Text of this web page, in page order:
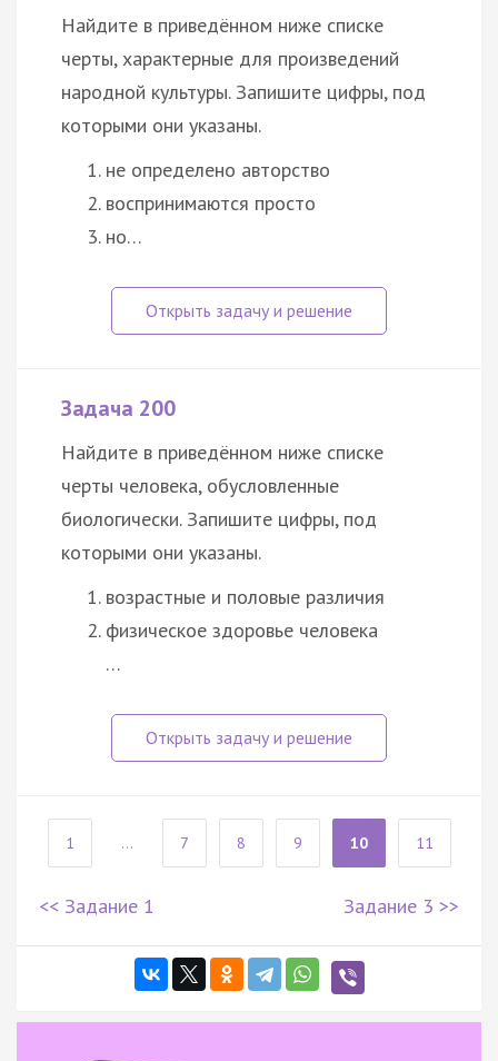
Найдите в приведённом ниже списке
черты, характерные для произведений
народной культуры. Запишите цифры, под
которыми они указаны.
не определено авторство
воспринимаются просто
но…
Задача 200
Найдите в приведённом ниже списке
черты человека, обусловленные
биологически. Запишите цифры, под
которыми они указаны.
возрастные и половые различия
физическое здоровье человека
…
1 ... 7 8 9 10 11
<< Задание 1 Задание 3 >>